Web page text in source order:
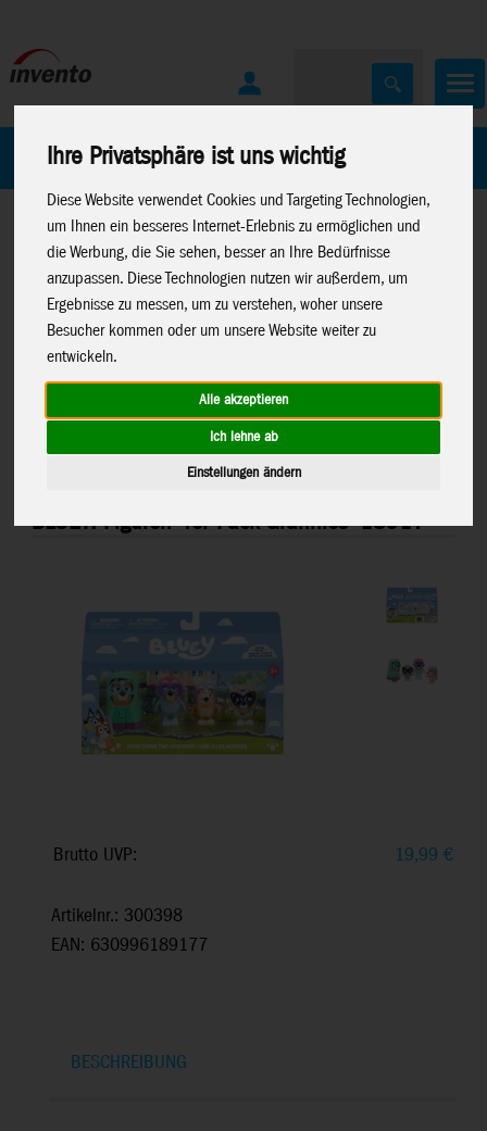
Ihre Privatsphäre ist uns wichtig
Diese Website verwendet Cookies und Targeting Technologien,
um Ihnen ein besseres Internet-Erlebnis zu ermöglichen und
die Werbung, die Sie sehen, besser an Ihre Bedürfnisse
anzupassen. Diese Technologien nutzen wir außerdem, um
Ergebnisse zu messen, um zu verstehen, woher unsere
Besucher kommen oder um unsere Website weiter zu
entwickeln.
Alle akzeptieren
Ich lehne ab
Einstellungen ändern
Home Marken
Home>Spielwaren>
Moose Toys
Neuheiten 2026>Neuheiten 01-26
Neuheiten Bluey
BLUEY: Figuren 4er-Pack Grannies 18917
Brutto UVP: 19,99 €
Artikelnr.: 300398
EAN: 630996189177
BESCHREIBUNG